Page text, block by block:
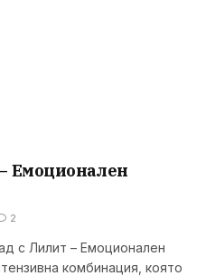
Емоционален
2
с Лилит – Емоционален
комбинация, която